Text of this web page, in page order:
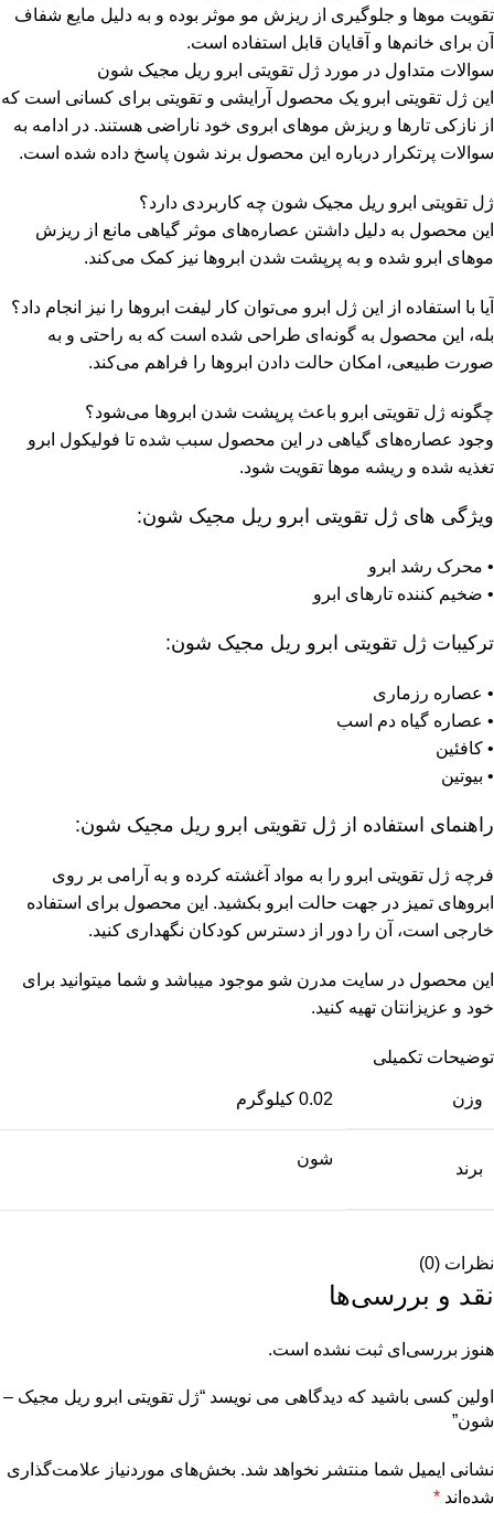
تقویت موها و جلوگیری از ریزش مو موثر بوده و به دلیل مایع شفاف
آن برای خانم‌ها و آقایان قابل استفاده است.
سوالات متداول در مورد ژل تقویتی ابرو ریل مجیک شون
این ژل تقویتی ابرو یک محصول آرایشی و تقویتی برای کسانی است که
از نازکی تارها و ریزش موهای ابروی خود ناراضی هستند. در ادامه به
سوالات پرتکرار درباره این محصول برند شون پاسخ داده شده است.
ژل تقویتی ابرو ریل مجیک شون چه کاربردی دارد؟
این محصول به دلیل داشتن عصاره‌های موثر گیاهی مانع از ریزش
موهای ابرو شده و به پرپشت شدن ابروها نیز کمک می‌کند.
آیا با استفاده از این ژل ابرو می‌توان کار لیفت ابروها را نیز انجام داد؟
بله، این محصول به گونه‌ای طراحی شده است که به راحتی و به
صورت طبیعی، امکان حالت دادن ابروها را فراهم می‌کند.
چگونه ژل تقویتی ابرو باعث پرپشت شدن ابروها می‌شود؟
وجود عصاره‌های گیاهی در این محصول سبب شده تا فولیکول ابرو
تغذیه شده و ریشه موها تقویت شود.
ویژگی های ژل تقویتی ابرو ریل مجیک شون:
• محرک رشد ابرو
• ضخیم کننده تارهای ابرو
ترکیبات ژل تقویتی ابرو ریل مجیک شون:
• عصاره رزماری
• عصاره گیاه دم اسب
• کافئین
• بیوتین
راهنمای استفاده از ژل تقویتی ابرو ریل مجیک شون:
فرچه ژل تقویتی ابرو را به مواد آغشته کرده و به آرامی بر روی
ابروهای تمیز در جهت حالت ابرو بکشید. این محصول برای استفاده
خارجی است، آن را دور از دسترس کودکان نگهداری کنید.
این محصول در سایت مدرن شو موجود میباشد و شما میتوانید برای
خود و عزیزانتان تهیه کنید.
توضیحات تکمیلی
وزن 0.02 کیلوگرم
برند
شون
نظرات (0)
نقد و بررسی‌ها
هنوز بررسی‌ای ثبت نشده است.
اولین کسی باشید که دیدگاهی می نویسد “ژل تقویتی ابرو ریل مجیک –
شون”
نشانی ایمیل شما منتشر نخواهد شد. بخش‌های موردنیاز علامت‌گذاری
شده‌اند *